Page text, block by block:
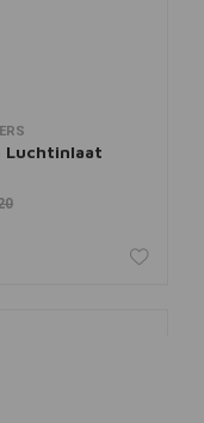
winkelwagen
Luchtinlaat